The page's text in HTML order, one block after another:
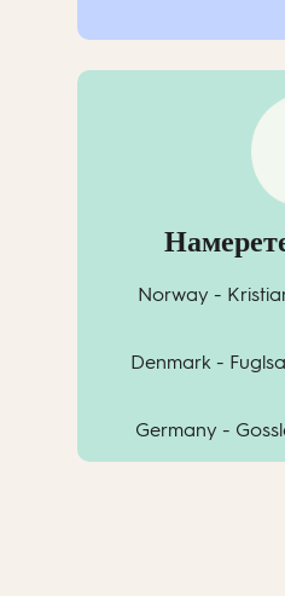
Norway -
Denmark -
Germany -